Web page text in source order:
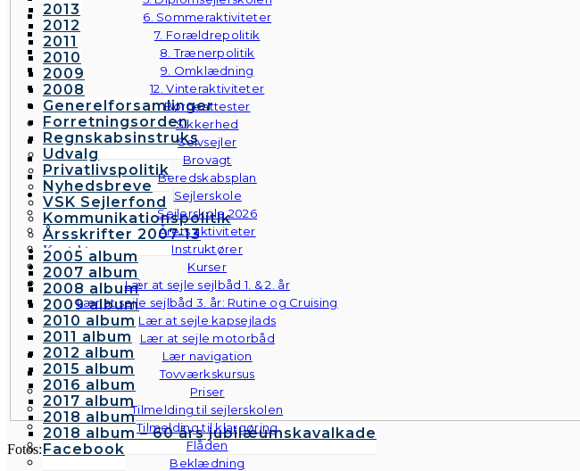
6. Sommeraktiviteter
7. Forældrepolitik
8. Trænerpolitik
9. Omklædning
12. Vinteraktiviteter
Børneattester
Sikkerhed
Selvsejler
Brovagt
Beredskabsplan
Sejlerskole
Sejlerskole 2026
Årets aktiviteter
Instruktører
Kurser
Lær at sejle sejlbåd 1. & 2. år
Lær at sejle sejlbåd 3. år: Rutine og Cruising
Lær at sejle kapsejlads
Lær at sejle motorbåd
Lær navigation
Tovværkskursus
Priser
Tilmelding til sejlerskolen
Tilmelding til klargøring
Flåden
Beklædning
2013
2012
2011
2010
2009
2008
Generelforsamlinger
Forretningsorden
Regnskabsinstruks
Udvalg
Privatlivspolitik
Nyhedsbreve
VSK Sejlerfond
Kommunikationspolitik
Årsskrifter 2007-13
Kontakt
Galleri
Andre fotos
2005 album
2007 album
2008 album
2009 album
2010 album
2011 album
2012 album
2015 album
2016 album
2017 album
2018 album
2018 album – 60 års jubilæumskavalkade
Facebook
Fotos: Peter Ambs